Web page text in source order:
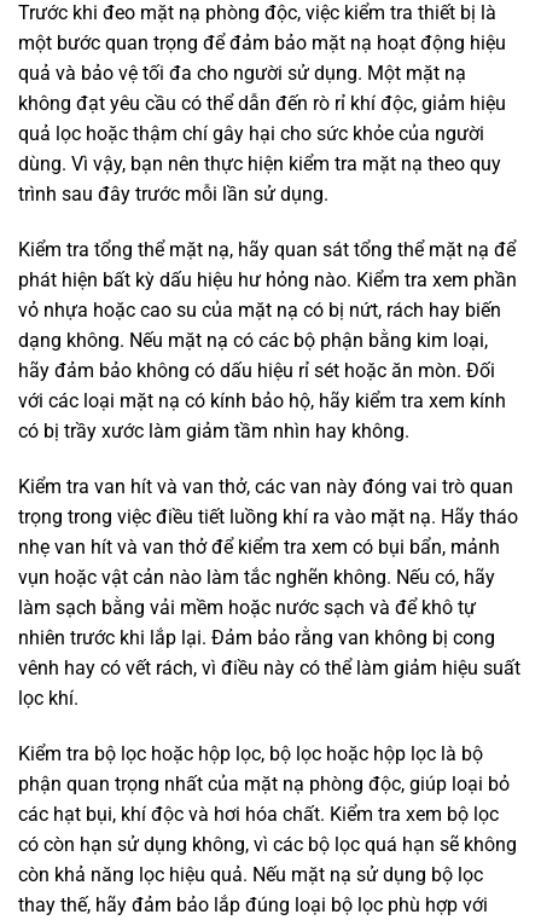
Trước khi đeo mặt nạ phòng độc, việc kiểm tra thiết bị là
một bước quan trọng để đảm bảo mặt nạ hoạt động hiệu
quả và bảo vệ tối đa cho người sử dụng. Một mặt nạ
không đạt yêu cầu có thể dẫn đến rò rỉ khí độc, giảm hiệu
quả lọc hoặc thậm chí gây hại cho sức khỏe của người
dùng. Vì vậy, bạn nên thực hiện kiểm tra mặt nạ theo quy
trình sau đây trước mỗi lần sử dụng.
Kiểm tra tổng thể mặt nạ, hãy quan sát tổng thể mặt nạ để
phát hiện bất kỳ dấu hiệu hư hỏng nào. Kiểm tra xem phần
vỏ nhựa hoặc cao su của mặt nạ có bị nứt, rách hay biến
dạng không. Nếu mặt nạ có các bộ phận bằng kim loại,
hãy đảm bảo không có dấu hiệu rỉ sét hoặc ăn mòn. Đối
với các loại mặt nạ có kính bảo hộ, hãy kiểm tra xem kính
có bị trầy xước làm giảm tầm nhìn hay không.
Kiểm tra van hít và van thở, các van này đóng vai trò quan
trọng trong việc điều tiết luồng khí ra vào mặt nạ. Hãy tháo
nhẹ van hít và van thở để kiểm tra xem có bụi bẩn, mảnh
vụn hoặc vật cản nào làm tắc nghẽn không. Nếu có, hãy
làm sạch bằng vải mềm hoặc nước sạch và để khô tự
nhiên trước khi lắp lại. Đảm bảo rằng van không bị cong
vênh hay có vết rách, vì điều này có thể làm giảm hiệu suất
lọc khí.
Kiểm tra bộ lọc hoặc hộp lọc, bộ lọc hoặc hộp lọc là bộ
phận quan trọng nhất của mặt nạ phòng độc, giúp loại bỏ
các hạt bụi, khí độc và hơi hóa chất. Kiểm tra xem bộ lọc
có còn hạn sử dụng không, vì các bộ lọc quá hạn sẽ không
còn khả năng lọc hiệu quả. Nếu mặt nạ sử dụng bộ lọc
thay thế, hãy đảm bảo lắp đúng loại bộ lọc phù hợp với